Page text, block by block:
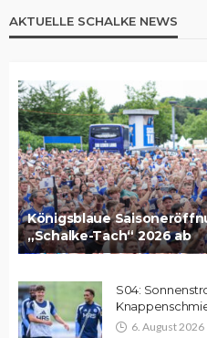
AKTUELLE SCHALKE NEWS
Königsblaue
„Schalke-Tach“ 2026 ab
S04:
6. August 2026